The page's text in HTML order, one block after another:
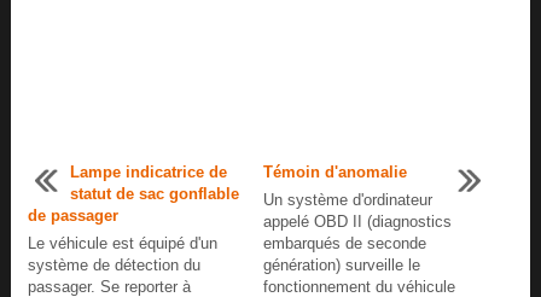
Lampe indicatrice de
statut de sac gonflable
de passager
Le véhicule est équipé d'un
système de détection du
passager. Se reporter à
Témoin d'anomalie
Un système d'ordinateur
appelé OBD II (diagnostics
embarqués de seconde
génération) surveille le
fonctionnement du véhicule